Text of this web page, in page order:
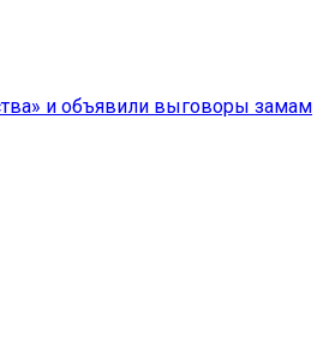
и объявили выговоры замам